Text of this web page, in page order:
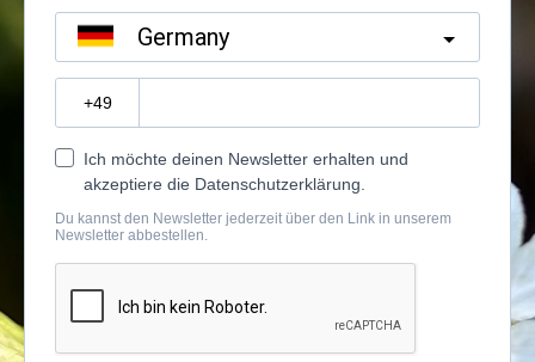
Germany
Ich möchte deinen Newsletter erhalten und
akzeptiere die Datenschutzerklärung.
Du kannst den Newsletter jederzeit über den Link in unserem
Newsletter abbestellen.